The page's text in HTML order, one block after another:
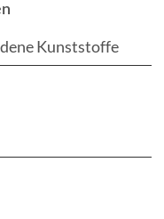
Kunststoffe